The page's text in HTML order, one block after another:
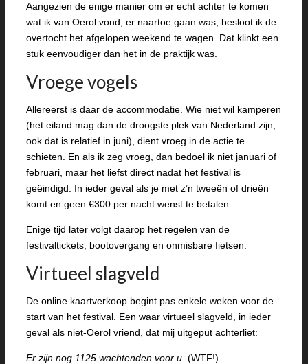
Aangezien de enige manier om er echt achter te komen
wat ik van Oerol vond, er naartoe gaan was, besloot ik de
overtocht het afgelopen weekend te wagen. Dat klinkt een
stuk eenvoudiger dan het in de praktijk was.
Vroege vogels
Allereerst is daar de accommodatie. Wie niet wil kamperen
(het eiland mag dan de droogste plek van Nederland zijn,
ook dat is relatief in juni), dient vroeg in de actie te
schieten. En als ik zeg vroeg, dan bedoel ik niet januari of
februari, maar het liefst direct nadat het festival is
geëindigd. In ieder geval als je met z’n tweeën of drieën
komt en geen €300 per nacht wenst te betalen.
Enige tijd later volgt daarop het regelen van de
festivaltickets, bootovergang en onmisbare fietsen.
Virtueel slagveld
De online kaartverkoop begint pas enkele weken voor de
start van het festival. Een waar virtueel slagveld, in ieder
geval als niet-Oerol vriend, dat mij uitgeput achterliet:
Er zijn nog 1125 wachtenden voor u. (WTF!)